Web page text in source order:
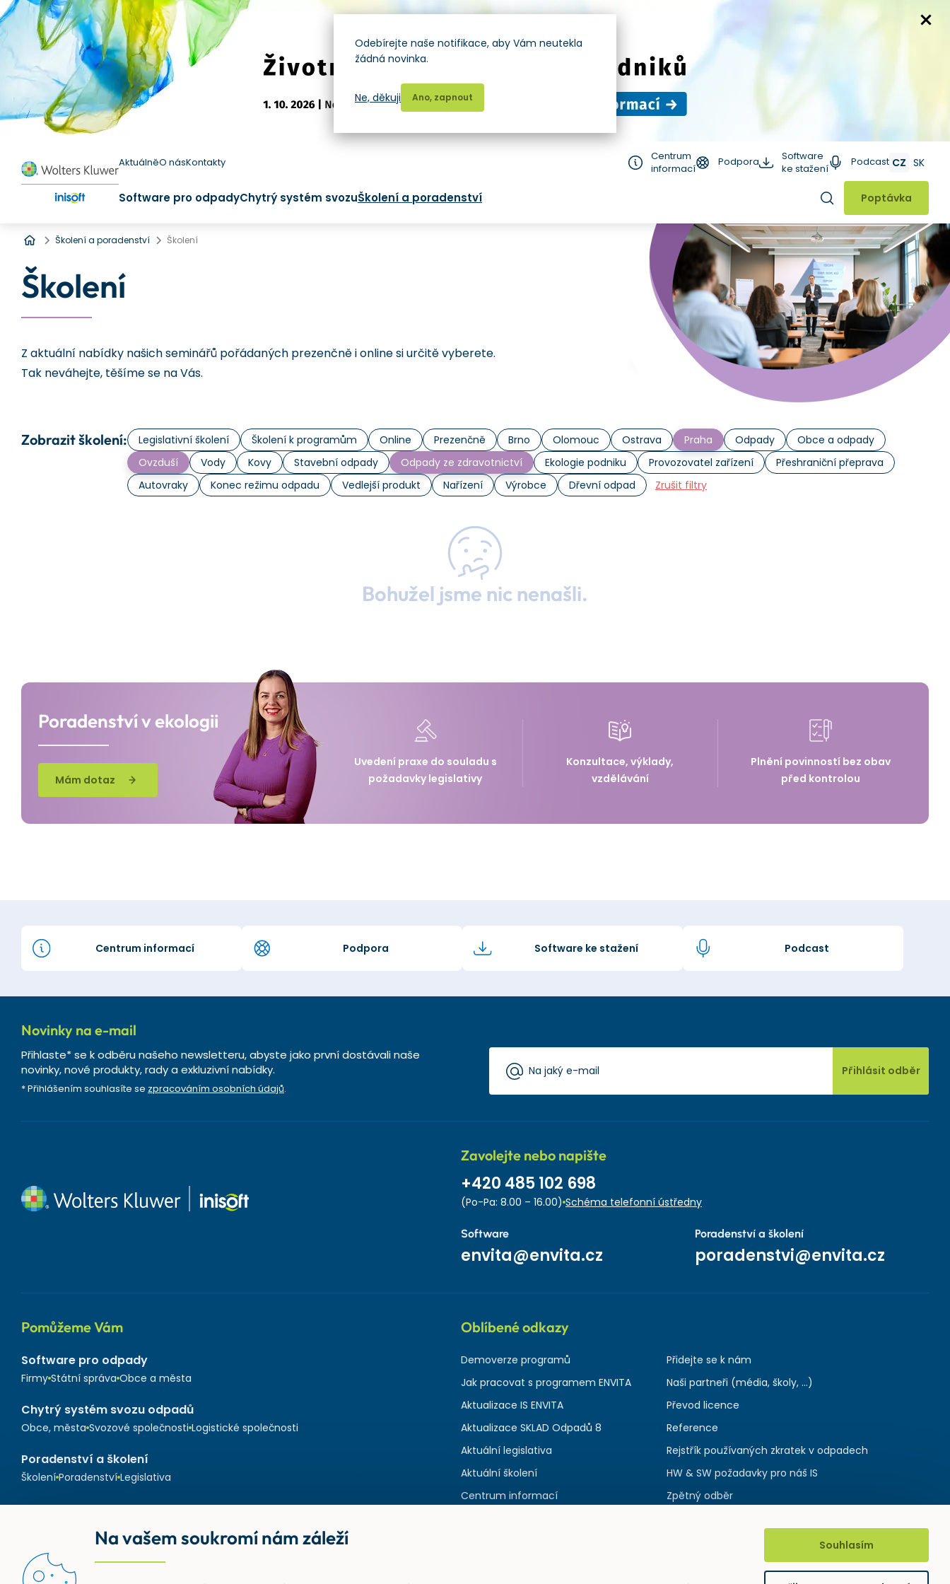
AktuálněO násKontakty
Centrum
informací
Podpora
Software
ke stažení
Podcast CZ SK
Software pro odpadyChytrý systém svozuŠkolení a poradenství Hledat
Poptávka
Úvod
Školení a poradenství Školení
Školení
Z aktuální nabídky našich seminářů pořádaných prezenčně i online si určitě vyberete.
Tak neváhejte, těšíme se na Vás.
Zobrazit školení: Legislativní školení Školení k programům Online Prezenčně Brno Olomouc Ostrava Praha Odpady
Obce a odpady
Ovzduší
Vody Kovy Stavební odpady Odpady ze zdravotnictví Ekologie podniku Provozovatel zařízení
Přeshraniční přeprava
Autovraky
Konec režimu odpadu Vedlejší produkt Nařízení Výrobce Dřevní odpad Zrušit filtry
Bohužel jsme nic nenašli.
Poradenství v ekologii
Mám dotaz
Uvedení praxe do souladu s
požadavky legislativy
Konzultace, výklady,
vzdělávání
Plnění povinností bez obav
před kontrolou
Centrum informací Podpora Software ke stažení Podcast
Novinky na e-mail
Přihlaste* se k odběru našeho newsletteru, abyste jako první dostávali naše
novinky, nové produkty, rady a exkluzivní nabídky.
* Přihlášením souhlasíte se zpracováním osobních údajů.
Přihlásit odběr
Zavolejte nebo napište
+420 485 102 698
(Po-Pa: 8.00 – 16.00) Schéma telefonní ústředny
Software
envita@envita.cz
Poradenství a školení
poradenstvi@envita.cz
Pomůžeme Vám
Software pro odpady
Firmy Státní správa Obce a města
Chytrý systém svozu odpadů
Obce, města Svozové společnosti Logistické společnosti
Poradenství a školení
Školení Poradenství Legislativa
Oblíbené odkazy
Demoverze programů
Jak pracovat s programem ENVITA
Aktualizace IS ENVITA
Aktualizace SKLAD Odpadů 8
Aktuální legislativa
Aktuální školení
Centrum informací
Přidejte se k nám
Naši partneři (média, školy, ...)
Převod licence
Reference
Rejstřík používaných zkratek v odpadech
HW & SW požadavky pro náš IS
Zpětný odběr
Odebírejte naše notifikace, aby Vám neutekla
žádná novinka.
Ano, zapnout
Ne, děkuji
Na vašem soukromí nám záleží Souhlasím